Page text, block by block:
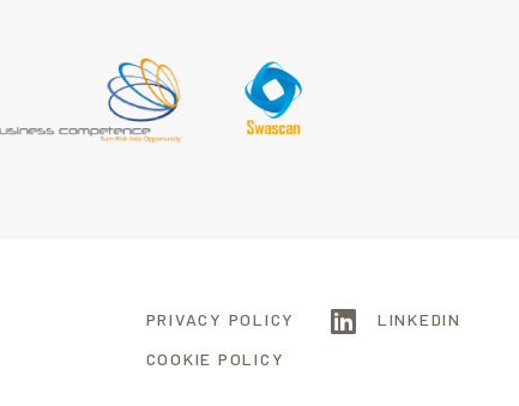
PRIVACY POLICY
COOKIE POLICY
LINKEDIN